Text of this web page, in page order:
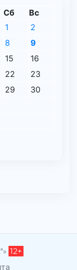
Сб Вс
1
2
8
9
15
16
22
23
29
30
12+